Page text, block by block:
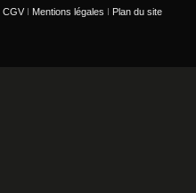
CGV I Mentions légales I Plan du site